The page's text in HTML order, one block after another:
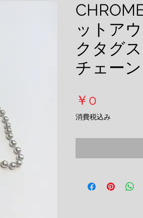
ットア
クタグ
チェーン
￥0
格
消費税込み